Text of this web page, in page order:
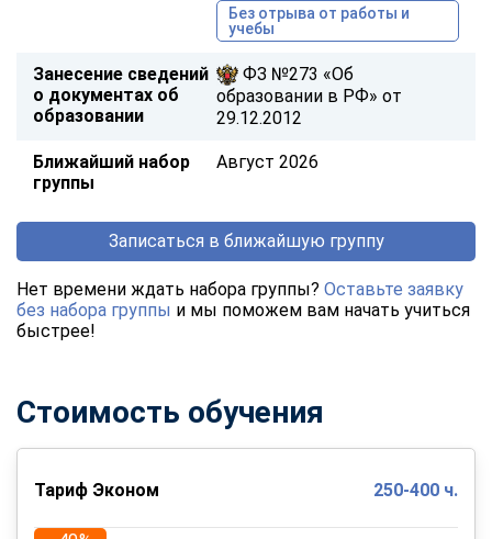
Без отрыва от работы и
учебы
Занесение сведений
о документах об
образовании
ФЗ №273 «Об
образовании в РФ» от
29.12.2012
Ближайший набор
группы
Август 2026
Записаться в ближайшую группу
Нет времени ждать набора группы? Оставьте заявку
без набора группы и мы поможем вам начать учиться
быстрее!
Стоимость обучения
Тариф Эконом 250-400 ч.